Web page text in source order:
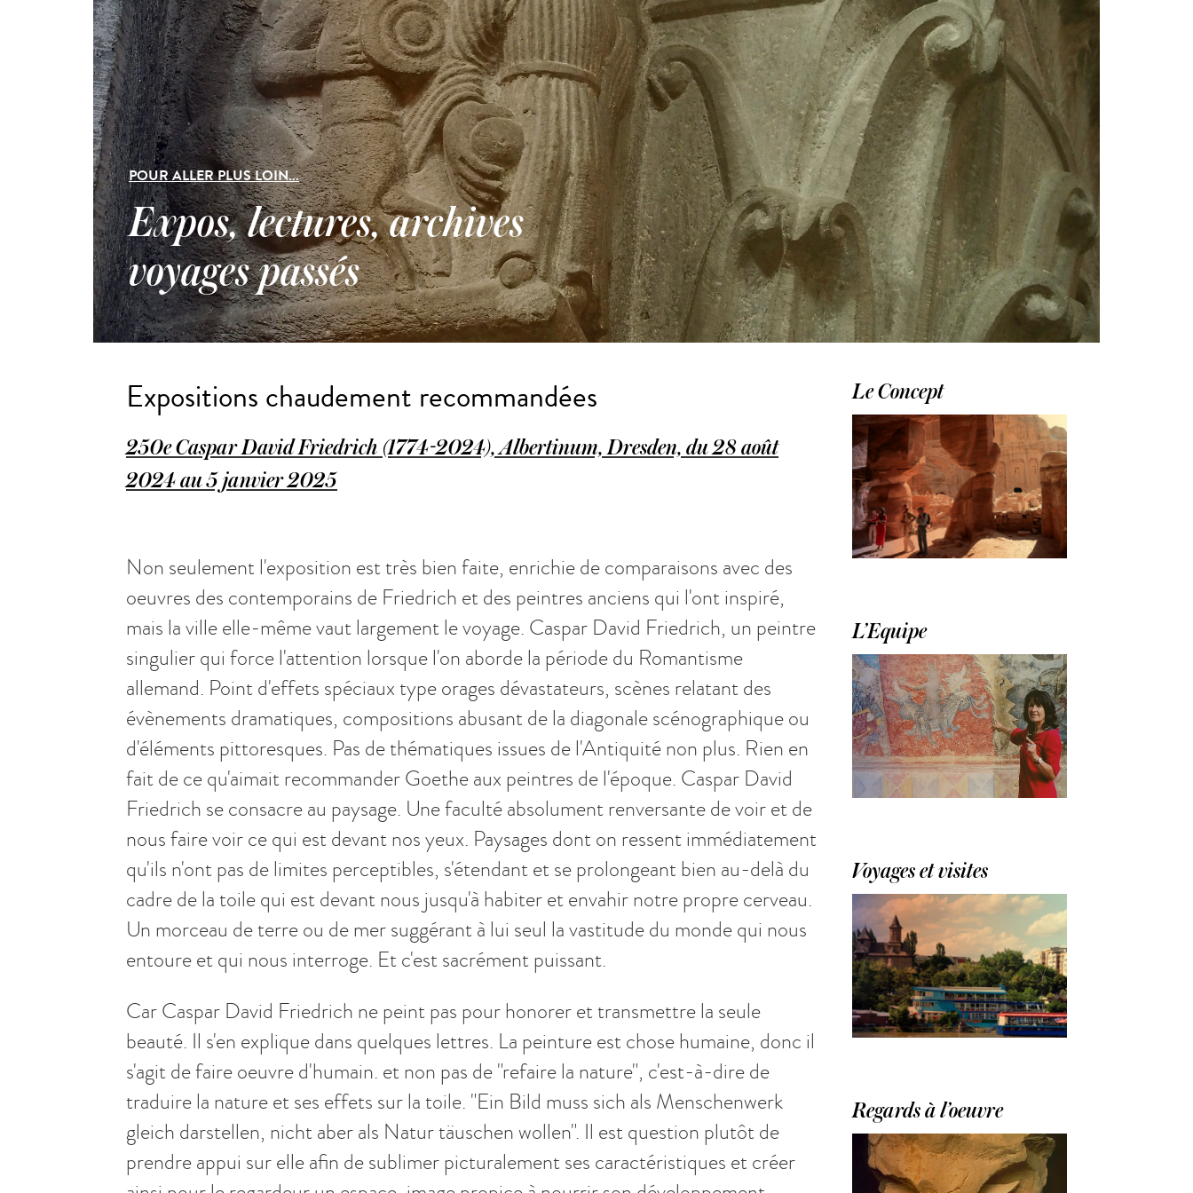
POUR ALLER PLUS LOIN...
Expos, lectures, archives
voyages passés
Expositions chaudement recommandées
250e Caspar David Friedrich (1774-2024), Albertinum, Dresden, du 28 août
2024 au 5 janvier 2025
Non seulement l'exposition est très bien faite, enrichie de comparaisons avec des
oeuvres des contemporains de Friedrich et des peintres anciens qui l'ont inspiré,
mais la ville elle-même vaut largement le voyage. Caspar David Friedrich, un peintre
singulier qui force l'attention lorsque l'on aborde la période du Romantisme
allemand. Point d'effets spéciaux type orages dévastateurs, scènes relatant des
évènements dramatiques, compositions abusant de la diagonale scénographique ou
d'éléments pittoresques. Pas de thématiques issues de l'Antiquité non plus. Rien en
fait de ce qu'aimait recommander Goethe aux peintres de l'époque. Caspar David
Friedrich se consacre au paysage. Une faculté absolument renversante de voir et de
nous faire voir ce qui est devant nos yeux. Paysages dont on ressent immédiatement
qu'ils n'ont pas de limites perceptibles, s'étendant et se prolongeant bien au-delà du
cadre de la toile qui est devant nous jusqu'à habiter et envahir notre propre cerveau.
Un morceau de terre ou de mer suggérant à lui seul la vastitude du monde qui nous
entoure et qui nous interroge. Et c'est sacrément puissant.
Car Caspar David Friedrich ne peint pas pour honorer et transmettre la seule
beauté. Il s'en explique dans quelques lettres. La peinture est chose humaine, donc il
s'agit de faire oeuvre d'humain. et non pas de "refaire la nature", c'est-à-dire de
traduire la nature et ses effets sur la toile. "Ein Bild muss sich als Menschenwerk
gleich darstellen, nicht aber als Natur täuschen wollen". Il est question plutôt de
prendre appui sur elle afin de sublimer picturalement ses caractéristiques et créer
Le Concept
L’Equipe
Voyages et visites
Regards à l’oeuvre